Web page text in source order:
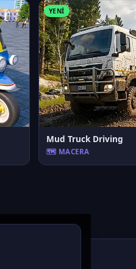
YENI
Mud Truck Driving
🗺️ MACERA